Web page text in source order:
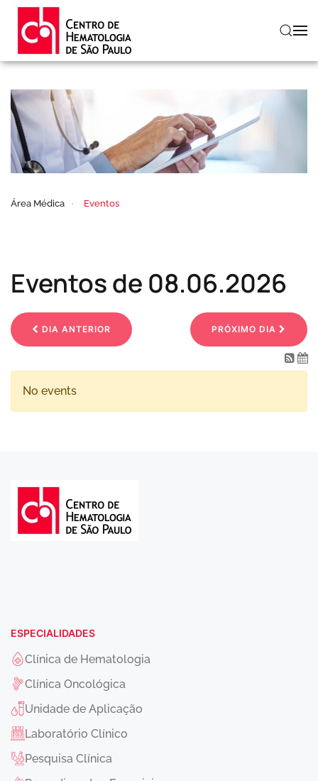
Skip to main content
Área Médica Eventos
Eventos de 08.06.2026
DIA ANTERIOR PRÓXIMO DIA
No events
ESPECIALIDADES
Clínica de Hematologia
Clínica Oncológica
Unidade de Aplicação
Laboratório Clínico
Pesquisa Clínica